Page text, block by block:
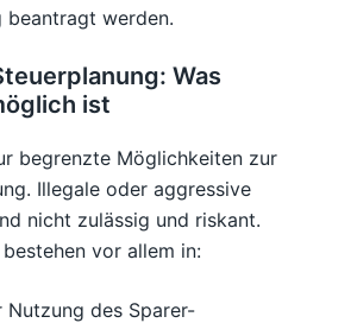
beantragt werden.
Was
ist
begrenzte Möglichkeiten zur
Illegale oder aggressive
nicht zulässig und riskant.
vor allem in:
Nutzung des Sparer-